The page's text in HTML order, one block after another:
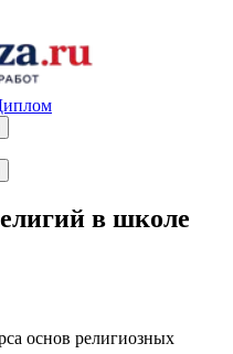
в школе
основ религиозных